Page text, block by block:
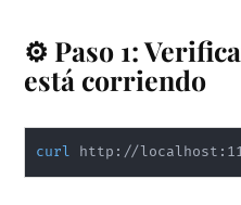
⚙️ Paso 1:
está corriendo
curl http://